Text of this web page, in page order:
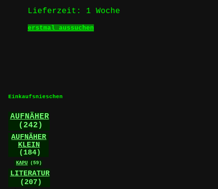
Lieferzeit: 1 Woche
erstmal aussuchenDieses
Einkaufsnieschen
AUFNÄHER
(242)
AUFNÄHER
KLEIN
(184)
KAPU (59)
LITERATUR
(207)